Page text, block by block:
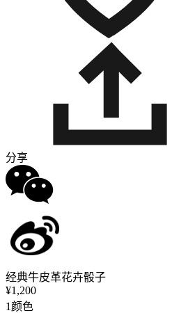
分享
经典牛皮革花卉骰子
¥1,200
1颜色